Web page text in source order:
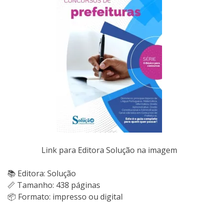
Link para Editora Solução na imagem
📚 Editora: Solução
📏 Tamanho: 438 páginas
📦 Formato: impresso ou digital